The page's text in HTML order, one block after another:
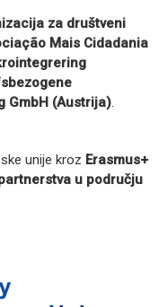
za društveni
Mais Cidadania
GmbH (Austrija).
unije kroz Erasmus+
u području